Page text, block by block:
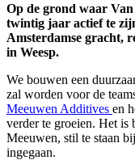
Op de grond waar Van
twintig jaar actief te
Amsterdamse gracht,
in Weesp.
We bouwen een
zal worden voor de
Meeuwen Additives en
verder te groeien. Het is
Meeuwen, stil te staan
ingegaan.